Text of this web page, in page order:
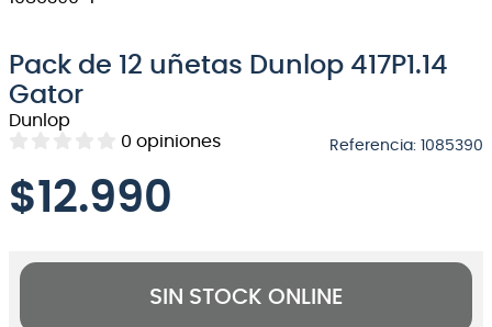
Pack de 12 uñetas Dunlop 417P1.14
Gator
Dunlop
0 opiniones Referencia: 1085390
$12.990
SIN STOCK ONLINE
5
amplificador
6.
guitarra
7.
teclado
9 .
bateria